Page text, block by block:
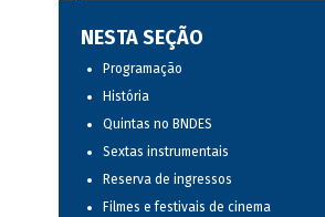
NESTA SEÇÃO
Programação
História
Quintas no BNDES
Sextas instrumentais
Reserva de ingressos
Filmes e festivais de cinema